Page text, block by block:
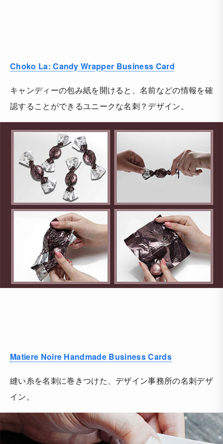
Choko La: Candy Wrapper Business Card
キャンディーの包み紙を開けると、名前などの情報を確
認することができるユニークな名刺？デザイン。
Matiere Noire Handmade Business Cards
縫い糸を名刺に巻きつけた、デザイン事務所の名刺デザ
イン。